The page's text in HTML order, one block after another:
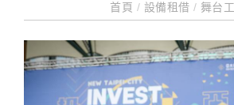
首頁 / 設備租借 / 舞台